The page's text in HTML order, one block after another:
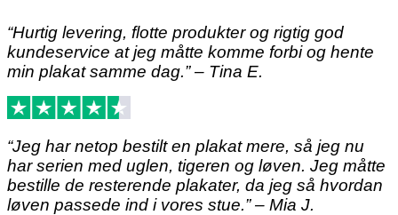
“Hurtig levering, flotte produkter og rigtig god
kundeservice at jeg måtte komme forbi og hente
min plakat samme dag.” – Tina E.
“Jeg har netop bestilt en plakat mere, så jeg nu
har serien med uglen, tigeren og løven. Jeg måtte
bestille de resterende plakater, da jeg så hvordan
løven passede ind i vores stue.” – Mia J.